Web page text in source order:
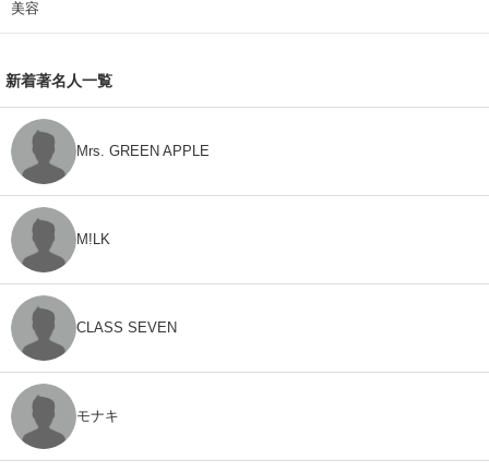
美容
新着著名人一覧
Mrs. GREEN APPLE
M!LK
CLASS SEVEN
モナキ